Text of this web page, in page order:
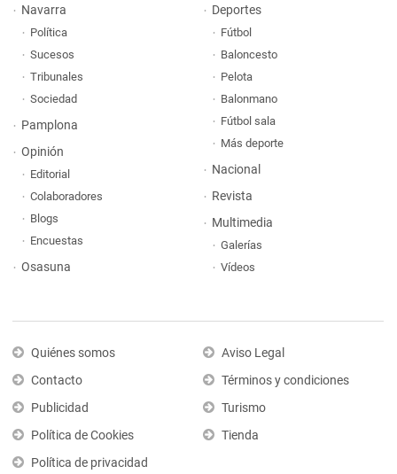
Navarra
Política
Sucesos
Tribunales
Sociedad
Pamplona
Opinión
Editorial
Colaboradores
Blogs
Encuestas
Osasuna
Deportes
Fútbol
Baloncesto
Pelota
Balonmano
Fútbol sala
Más deporte
Nacional
Revista
Multimedia
Galerías
Vídeos
Quiénes somos
Contacto
Publicidad
Política de Cookies
Política de privacidad
Aviso Legal
Términos y condiciones
Turismo
Tienda